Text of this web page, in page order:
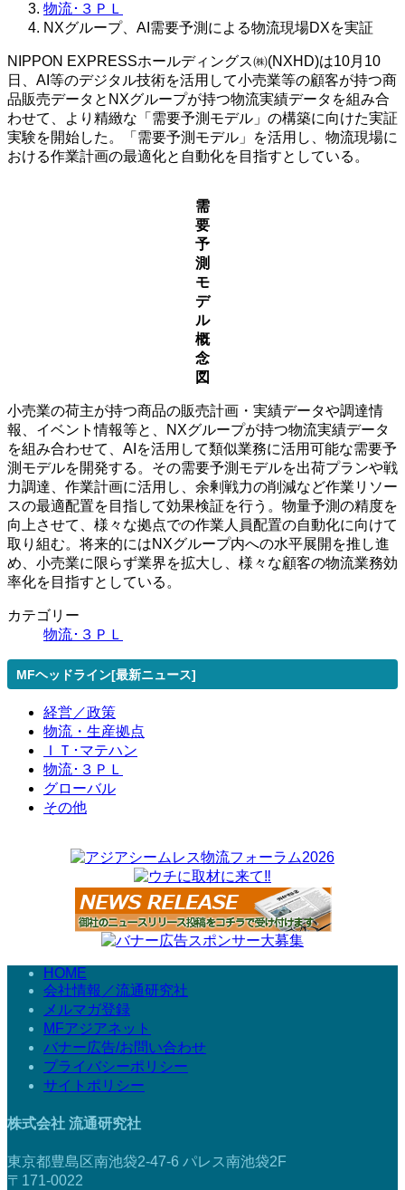
物流･３ＰＬ
NXグループ、AI需要予測による物流現場DXを実証
NIPPON EXPRESSホールディングス㈱(NXHD)は10月10
日、AI等のデジタル技術を活用して小売業等の顧客が持つ商
品販売データとNXグループが持つ物流実績データを組み合
わせて、より精緻な「需要予測モデル」の構築に向けた実証
実験を開始した。「需要予測モデル」を活用し、物流現場に
おける作業計画の最適化と自動化を目指すとしている。
需
要
予
測
モ
デ
ル
概
念
図
小売業の荷主が持つ商品の販売計画・実績データや調達情
報、イベント情報等と、NXグループが持つ物流実績データ
を組み合わせて、AIを活用して類似業務に活用可能な需要予
測モデルを開発する。その需要予測モデルを出荷プランや戦
力調達、作業計画に活用し、余剰戦力の削減など作業リソー
スの最適配置を目指して効果検証を行う。物量予測の精度を
向上させて、様々な拠点での作業人員配置の自動化に向けて
取り組む。将来的にはNXグループ内への水平展開を推し進
め、小売業に限らず業界を拡大し、様々な顧客の物流業務効
率化を目指すとしている。
カテゴリー
物流･３ＰＬ
MFヘッドライン[最新ニュース]
経営／政策
物流・生産拠点
ＩＴ･マテハン
物流･３ＰＬ
グローバル
その他
HOME
会社情報／流通研究社
メルマガ登録
MFアジアネット
バナー広告/お問い合わせ
プライバシーポリシー
サイトポリシー
株式会社 流通研究社
東京都豊島区南池袋2-47-6 パレス南池袋2F
〒171-0022